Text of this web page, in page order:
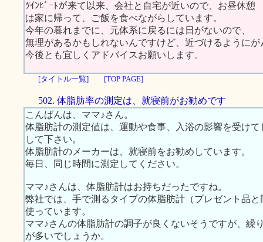
ﾂｲﾝﾋﾞｰﾄが来て以来、会社と自宅が近いので、お昼休憩
は家に帰って、ご飯を食べながらしています。
今年の暮れまでに、元体系に戻るには日がないので、
無理があるかもしれないんですけど、近づけるように
今後とも宜しくアドバイスお願いします。
[タイトル一覧] [TOP PAGE]
502. 体脂肪率の測定は、就寝前がお勧めです
こんばんは、ママ♪さん。
体脂肪計の測定値は、運動や食事、入浴の影響を受け
して下さい。
体脂肪計のメーカーは、就寝前をお勧めしています。
毎日、同じ時間に測定してください。
ママ♪さんは、体脂肪計はお持ちだったですね。
弊社では、手で測るタイプの体脂肪計（プレゼント品
使っています。
ママ♪さんの体脂肪計の調子が良くないそうですが、繰
が多いでしょうか。